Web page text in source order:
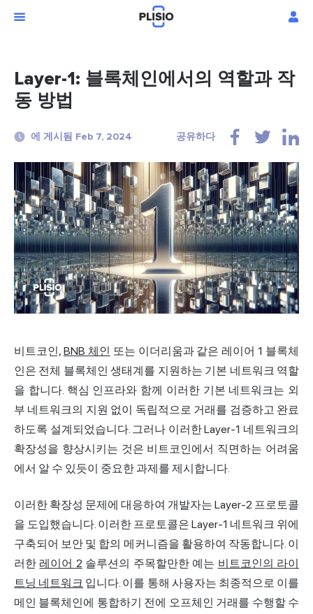
Layer-1: 블록체인에서의 역할과 작
동 방법
에 게시됨 Feb 7, 2024 공유하다
비트코인, BNB 체인 또는 이더리움과 같은 레이어 1 블록체
인은 전체 블록체인 생태계를 지원하는 기본 네트워크 역할
을 합니다. 핵심 인프라와 함께 이러한 기본 네트워크는 외
부 네트워크의 지원 없이 독립적으로 거래를 검증하고 완료
하도록 설계되었습니다. 그러나 이러한 Layer-1 네트워크의
확장성을 향상시키는 것은 비트코인에서 직면하는 어려움
에서 알 수 있듯이 중요한 과제를 제시합니다.
이러한 확장성 문제에 대응하여 개발자는 Layer-2 프로토콜
을 도입했습니다. 이러한 프로토콜은 Layer-1 네트워크 위에
구축되어 보안 및 합의 메커니즘을 활용하여 작동합니다. 이
러한 레이어 2 솔루션의 주목할만한 예는 비트코인의 라이
트닝 네트워크 입니다. 이를 통해 사용자는 최종적으로 이를
메인 블록체인에 통합하기 전에 오프체인 거래를 수행할 수